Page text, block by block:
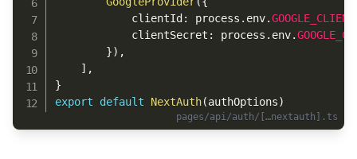
            clientId
: process . env.
            clientSecret
: process . env.
}) ,
] ,
}
export
default NextAuth(authOptions)